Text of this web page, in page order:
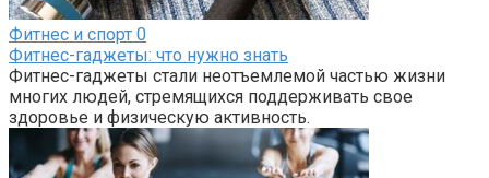
Фитнес и спорт 0
Фитнес-гаджеты: что нужно знать
Фитнес-гаджеты стали неотъемлемой частью жизни
многих людей, стремящихся поддерживать свое
здоровье и физическую активность.